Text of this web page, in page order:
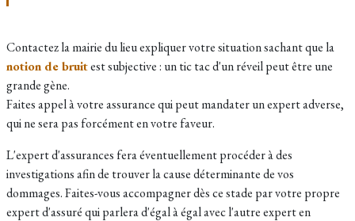
Contactez la mairie du lieu expliquer votre situation sachant que la
notion de bruitest subjective : un tic tac d'un réveil peut être une
grande gène.
Faites appel à votre assurance qui peut mandater un expert adverse,
qui ne sera pas forcément en votre faveur.
L'expert d'assurances fera éventuellement procéder à des
investigations afin de trouver la cause déterminante de vos
dommages. Faites-vous accompagner dès ce stade par votre propre
expert d'assuré qui parlera d'égal à égal avec l'autre expert en